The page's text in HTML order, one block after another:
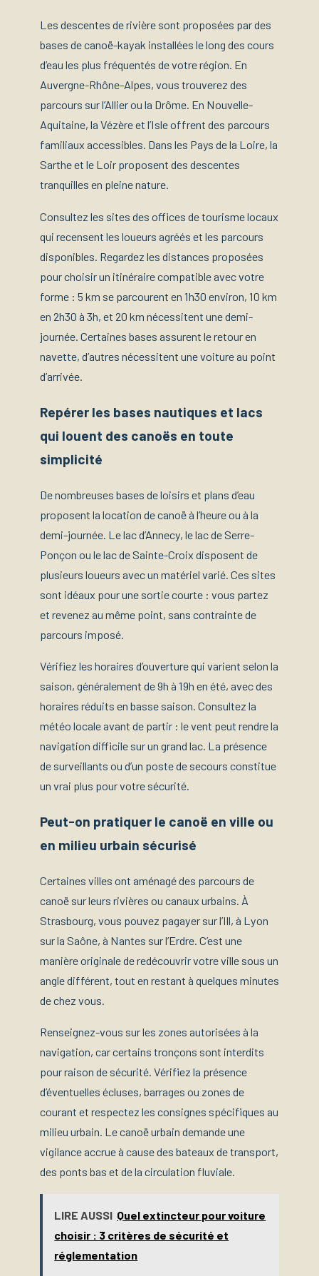
Les descentes de rivière sont proposées par des
bases de canoë-kayak installées le long des cours
d’eau les plus fréquentés de votre région. En
Auvergne-Rhône-Alpes, vous trouverez des
parcours sur l’Allier ou la Drôme. En Nouvelle-
Aquitaine, la Vézère et l’Isle offrent des parcours
familiaux accessibles. Dans les Pays de la Loire, la
Sarthe et le Loir proposent des descentes
tranquilles en pleine nature.
Consultez les sites des offices de tourisme locaux
qui recensent les loueurs agréés et les parcours
disponibles. Regardez les distances proposées
pour choisir un itinéraire compatible avec votre
forme : 5 km se parcourent en 1h30 environ, 10 km
en 2h30 à 3h, et 20 km nécessitent une demi-
journée. Certaines bases assurent le retour en
navette, d’autres nécessitent une voiture au point
d’arrivée.
Repérer les bases nautiques et lacs
qui louent des canoës en toute
simplicité
De nombreuses bases de loisirs et plans d’eau
proposent la location de canoë à l’heure ou à la
demi-journée. Le lac d’Annecy, le lac de Serre-
Ponçon ou le lac de Sainte-Croix disposent de
plusieurs loueurs avec un matériel varié. Ces sites
sont idéaux pour une sortie courte : vous partez
et revenez au même point, sans contrainte de
parcours imposé.
Vérifiez les horaires d’ouverture qui varient selon la
saison, généralement de 9h à 19h en été, avec des
horaires réduits en basse saison. Consultez la
météo locale avant de partir : le vent peut rendre la
navigation difficile sur un grand lac. La présence
de surveillants ou d’un poste de secours constitue
un vrai plus pour votre sécurité.
Peut-on pratiquer le canoë en ville ou
en milieu urbain sécurisé
Certaines villes ont aménagé des parcours de
canoë sur leurs rivières ou canaux urbains. À
Strasbourg, vous pouvez pagayer sur l’Ill, à Lyon
sur la Saône, à Nantes sur l’Erdre. C’est une
manière originale de redécouvrir votre ville sous un
angle différent, tout en restant à quelques minutes
de chez vous.
Renseignez-vous sur les zones autorisées à la
navigation, car certains tronçons sont interdits
pour raison de sécurité. Vérifiez la présence
d’éventuelles écluses, barrages ou zones de
courant et respectez les consignes spécifiques au
milieu urbain. Le canoë urbain demande une
vigilance accrue à cause des bateaux de transport,
des ponts bas et de la circulation fluviale.
LIRE AUSSI Quel extincteur pour voiture
choisir : 3 critères de sécurité et
réglementation